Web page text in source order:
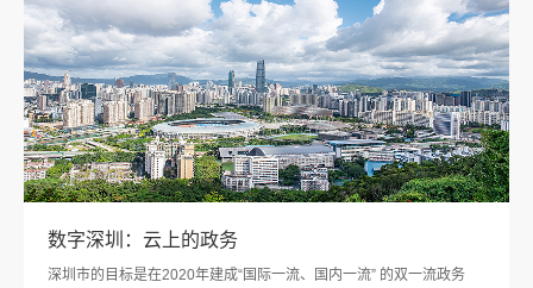
数字深圳：云上的政务
深圳市的目标是在2020年建成“国际一流、国内一流” 的双一流政务